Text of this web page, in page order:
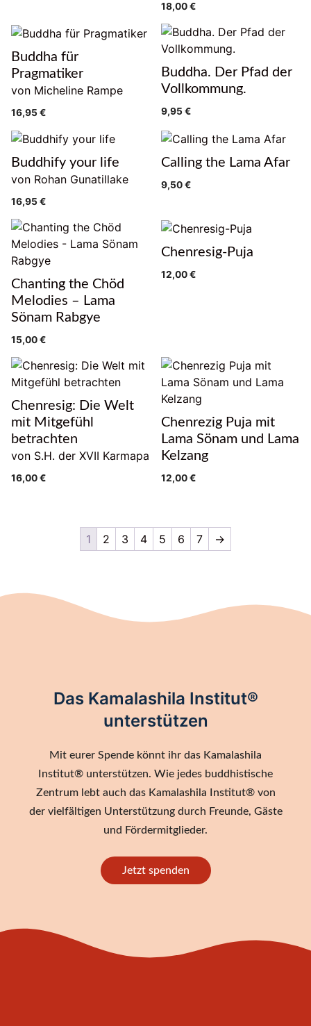
18,00€
Buddha für
Pragmatiker
von Micheline Rampe
16,95€
Buddha. Der Pfad der
Vollkommung.
9,95€
Buddhify your life
von Rohan Gunatillake
16,95€
Calling the Lama Afar
9,50€
Chanting the Chöd
Melodies – Lama
Sönam Rabgye
15,00€
Chenresig-Puja
12,00€
Chenresig: Die Welt
mit Mitgefühl
betrachten
von S.H. der XVII Karmapa
16,00€
Chenrezig Puja mit
Lama Sönam und Lama
Kelzang
12,00€
1 2 3 4 5 6 7 →
Das Kamalashila Institut®
unterstützen
Mit eurer Spende könnt ihr das Kamalashila
Institut® unterstützen. Wie jedes buddhistische
Zentrum lebt auch das Kamalashila Institut® von
der vielfältigen Unterstützung durch Freunde, Gäste
und Fördermitglieder.
Jetzt spenden